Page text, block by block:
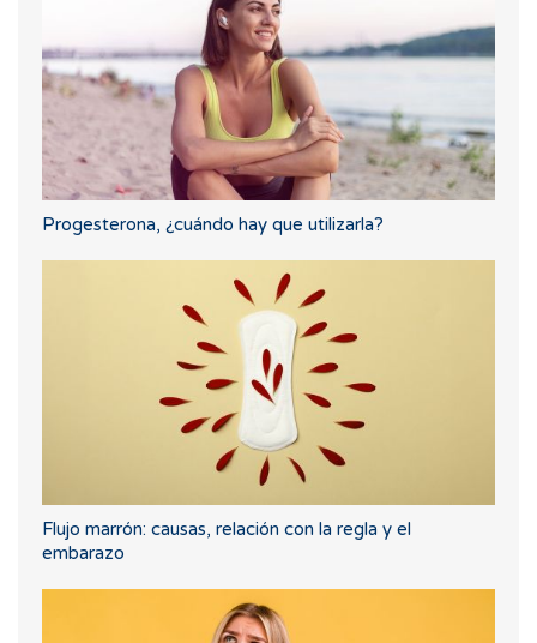
Progesterona, ¿cuándo hay que utilizarla?
Flujo marrón: causas, relación con la regla y el
embarazo